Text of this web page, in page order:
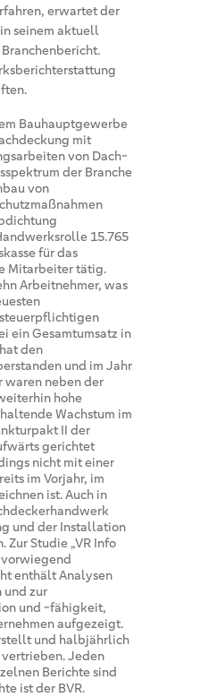
erwartet der
seinem aktuell
Bauhauptgewerbe
mit
von Dach-
der Branche
von
15.765
für das
Mitarbeiter tätig.
Arbeitnehmer, was
ein Gesamtumsatz in
den
und im Jahr
waren neben der
hohe
Wachstum im
II der
gerichtet
nicht mit einer
im Vorjahr, im
ist. Auch in
und der Installation
Studie „VR Info
vorwiegend
enthält Analysen
und zur
und -fähigkeit,
aufgezeigt.
und halbjährlich
Jeden
Berichte sind
ist der BVR.